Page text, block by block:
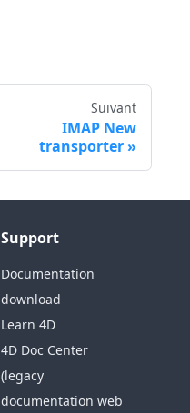
Suivant
IMAP New
transporter
Support
Documentation
download
Learn 4D
4D Doc Center
(legacy
documentation web